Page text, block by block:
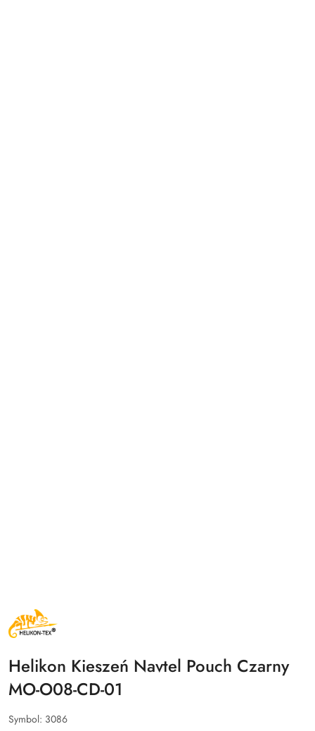
NAZWA
PRODUCENTA:
HELIKON
Helikon Kieszeń Navtel Pouch Czarny
MO-O08-CD-01
Symbol: 3086